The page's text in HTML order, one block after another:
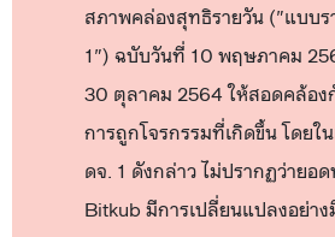
สภาพคล่องสุทธิรายวัน ("แบบร
1") ฉบับวันที่ 10 พฤษภาคม
30 ตุลาคม 2564 ให้สอดคล้อ
การถูกโจรกรรมที่เกิดขึ้น โดยใ
ดจ. 1 ดังกล่าว ไม่ปรากฏว่ายอ
Bitkub มีการเปลี่ยนแปลงอย่า